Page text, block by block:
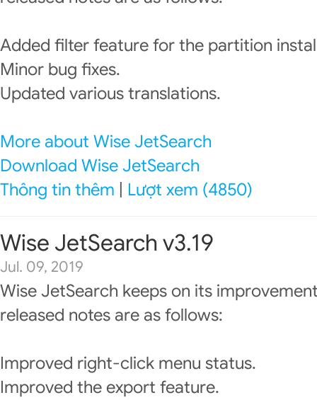
Added filter feature for the partition
Minor bug fixes.
Updated various translations.
More about Wise JetSearch
Download Wise JetSearch
Thông tin thêm
Lượt xem (4850)
Wise JetSearch v3.19
Jul. 09, 2019
Wise JetSearch keeps on its
released notes are as follows:
Improved right-click menu status.
Improved the export feature.